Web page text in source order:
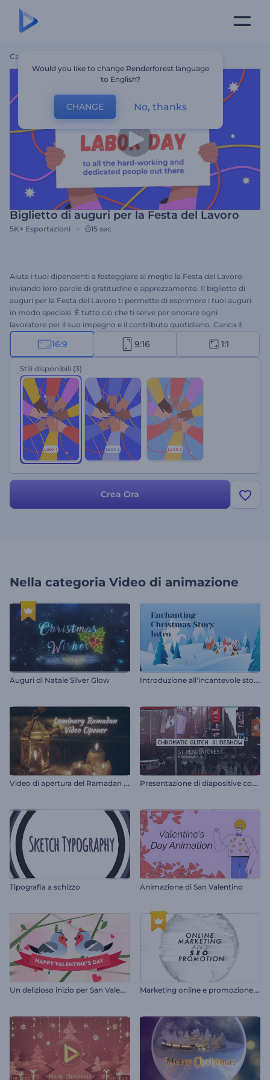
Casa
Biglietto di auguri per la Festa del Lavoro
5K+ Esportazioni 15 sec
Aiuta i tuoi dipendenti a festeggiare al meglio la Festa del Lavoro
inviando loro parole di gratitudine e apprezzamento. Il biglietto di
auguri per la Festa del Lavoro ti permette di esprimere i tuoi auguri
in modo speciale. È tutto ciò che ti serve per onorare ogni
lavoratore per il suo impegno e il contributo quotidiano. Carica il
tuo logo, scrivi il tuo messaggio e attendi qualche minuto per
ottenere il tuo video professionale. Mostra il tuo apprezzamento per
il duro lavoro di ogni singolo dipendente in un modo unico. Prova
subito questo modello!
16:9 9:16 1:1
Stili disponibili (3)
Crea Ora
Nella categoria Video di animazione
Auguri di Natale Silver Glow I
ntroduzione all'incantevole storia di Natale
V
ideo di apertura del Ramadan di Luminary P
resentazione di diapositive con glitch cromatici
Tipografia a schizzo Animazione di San Valentino
U
n delizioso inizio per San Valentino M
arketing online e promozione SEO
Would you like to change Renderforest language
to English?
CHANGE No, thanks